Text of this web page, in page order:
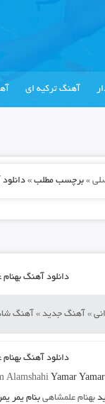
آهنگ ترکیه ای
» برچسب مطلب » دانلود
دانلود آهنگ بهنام
» آهنگ جدید» آهنگ
دانلود آهنگ بهنام
AlamshahiYamar Yamar
بهنام علمشاهیبنام یمر یمر